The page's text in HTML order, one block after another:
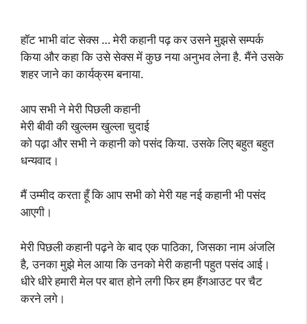
हॉट भाभी वांट सेक्स … मेरी कहानी पढ़ कर उसने मुझसे सम्पर्क
किया और कहा कि उसे सेक्स में कुछ नया अनुभव लेना है. मैंने उसके
शहर जाने का कार्यक्रम बनाया.
आप सभी ने मेरी पिछली कहानी
मेरी बीवी की खुल्लम खुल्ला चुदाई
को पढ़ा और सभी ने कहानी को पसंद किया. उसके लिए बहुत बहुत
धन्यवाद।
मैं उम्मीद करता हूँ कि आप सभी को मेरी यह नई कहानी भी पसंद
आएगी।
मेरी पिछली कहानी पढ़ने के बाद एक पाठिका, जिसका नाम अंजलि
है, उनका मुझे मेल आया कि उनको मेरी कहानी पहुत पसंद आई।
धीरे धीरे हमारी मेल पर बात होने लगी फिर हम हैंगआउट पर चैट
करने लगे।